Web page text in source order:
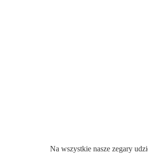
Na wszystkie nasze zegary